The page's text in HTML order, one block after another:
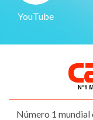
YouTube
Número 1